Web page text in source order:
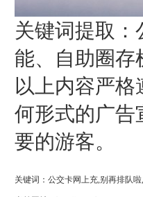
关键词提取：
能、自助圈存
以上内容严
何形式的广告
要的游客。
关键词：公交卡网上充,别再排队